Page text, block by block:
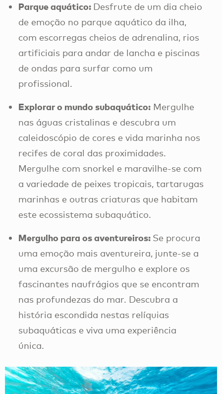
Parque aquático: Desfrute de um dia cheio
de emoção no parque aquático da ilha,
com escorregas cheios de adrenalina, rios
artificiais para andar de lancha e piscinas
de ondas para surfar como um
profissional.
Explorar o mundo subaquático:Mergulhe
nas águas cristalinas e descubra um
caleidoscópio de cores e vida marinha nos
recifes de coral das proximidades.
Mergulhe com snorkel e maravilhe-se com
a variedade de peixes tropicais, tartarugas
marinhas e outras criaturas que habitam
este ecossistema subaquático.
Mergulho para os aventureiros: Se procura
uma emoção mais aventureira, junte-se a
uma excursão de mergulho e explore os
fascinantes naufrágios que se encontram
nas profundezas do mar. Descubra a
história escondida nestas relíquias
subaquáticas e viva uma experiência
única.